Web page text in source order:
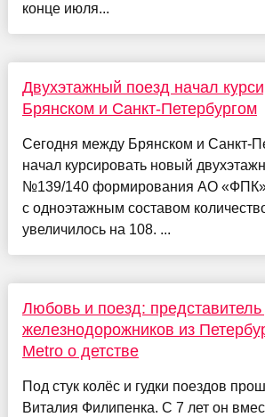
конце июля...
Двухэтажный поезд начал
Брянском и Санкт-Петербургом
Сегодня между Брянском и Санкт-
начал курсировать новый
№139/140 формирования АО
с одноэтажным составом
увеличилось на 108. ...
Любовь и поезд: представитель
железнодорожников из
Metro о детстве
Под стук колёс и гудки поездов
Виталия Филипенка. С 7 лет он